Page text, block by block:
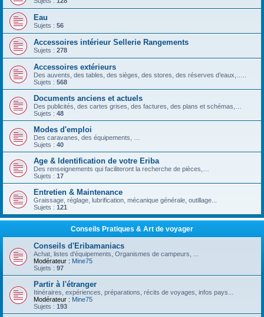
Eau
Sujets : 56
Accessoires intérieur Sellerie Rangements
Sujets : 278
Accessoires extérieurs
Des auvents, des tables, des sièges, des stores, des réserves d’eaux,…..
Sujets : 568
Documents anciens et actuels
Des publicités, des cartes grises, des factures, des plans et schémas,…
Sujets : 48
Modes d'emploi
Des caravanes, des équipements, …
Sujets : 40
Age & Identification de votre Eriba
Des renseignements qui faciliteront la recherche de pièces,…
Sujets : 17
Entretien & Maintenance
Graissage, réglage, lubrification, mécanique générale, outillage...
Sujets : 121
Conseils Pratiques & Art de voyager
Conseils d'Eribamaniacs
Achat, listes d'équipements, Organismes de campeurs, ...
Modérateur : Mine75
Sujets : 97
Partir à l'étranger
Itinéraires, expériences, préparations, récits de voyages, infos pays...
Modérateur : Mine75
Sujets : 193